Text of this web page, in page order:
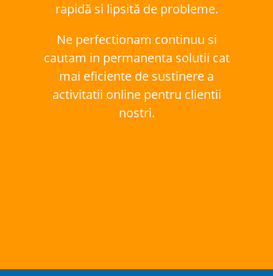
rapidă si lipsită de probleme.
Ne perfectionam continuu si
cautam in permanenta solutii cat
mai eficiente de sustinere a
activitatii online pentru clientii
nostri.